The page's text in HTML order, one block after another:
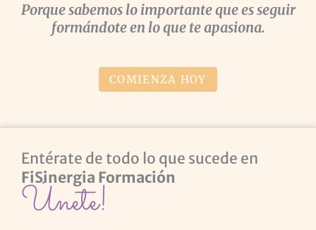
Porque sabemos lo importante que es seguir
formándote en lo que te apasiona.
COMIENZA HOY
Entérate de todo lo que sucede en
FiSinergia Formación
Únete!